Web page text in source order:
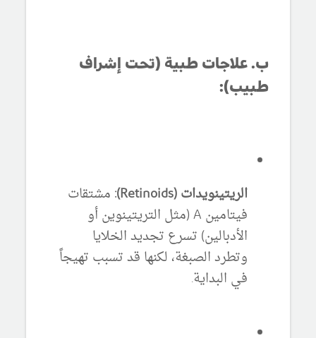
ب. علاجات طبية (تحت إشراف
طبيب):
الريتينويدات (Retinoids):
مشتقات
فيتامين A (مثل التريتينوين أو
الأدبالين) تسرع تجديد الخلايا
وتطرد الصبغة، لكنها قد تسبب تهيجاً
في البداية.